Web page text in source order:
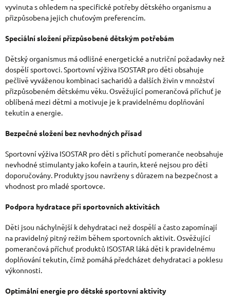
A
Í
P
R
V
Y
Ý
P
S
U
vyvinuta s ohledem na specifické potřeby dětského organismu a
přizpůsobena jejich chuťovým preferencím.
Speciální složení přizpůsobené dětským potřebám
Dětský organismus má odlišné energetické a nutriční požadavky než
dospělí sportovci. Sportovní výživa ISOSTAR pro děti obsahuje
pečlivě vyváženou kombinaci sacharidů a dalších živin v množství
přizpůsobeném dětskému věku. Osvěžující pomerančová příchuť je
oblíbená mezi dětmi a motivuje je k pravidelnému doplňování
tekutin a energie.
Bezpečné složení bez nevhodných přísad
Sportovní výživa ISOSTAR pro děti s příchutí pomeranče neobsahuje
nevhodné stimulanty jako kofein a taurin, které nejsou pro děti
doporučovány. Produkty jsou navrženy s důrazem na bezpečnost a
vhodnost pro mladé sportovce.
Podpora hydratace při sportovních aktivitách
Děti jsou náchylnější k dehydrataci než dospělí a často zapomínají
na pravidelný pitný režim během sportovních aktivit. Osvěžující
pomerančová příchuť produktů ISOSTAR láká děti k pravidelnému
doplňování tekutin, čímž pomáhá předcházet dehydrataci a poklesu
výkonnosti.
Optimální energie pro dětské sportovní aktivity